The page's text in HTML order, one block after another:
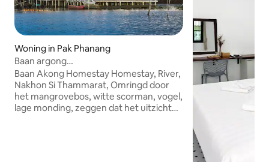
Woning in Pak Phanang
Baan argong
Homestay+Riverside+gratis wifi+ontbijt
Baan Akong Homestay Homestay, River,
Nakhon Si Thammarat, Omringd door
het mangrovebos, witte scorman, vogel,
lage monding, zeggen dat het uitzicht